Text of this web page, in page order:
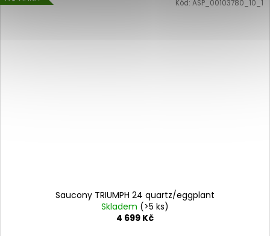
Saucony TRIUMPH 24 quartz/eggplant
Skladem (>5 ks)
4 699 Kč
Kód: ASP_00103780_10_1